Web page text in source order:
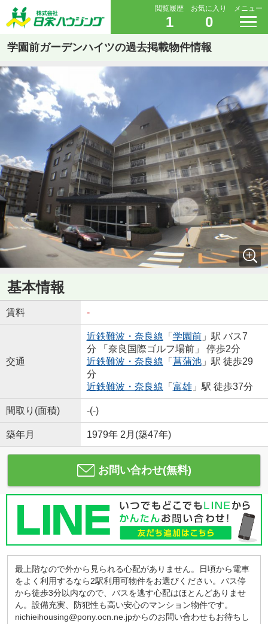
閲覧履歴
1
お気に入り
0
メニュー
学園前ガーデンハイツの過去掲載物件情報
基本情報
賃料 -
交通
近鉄難波・奈良線 「 学園前」駅 バス7
分 「奈良国際ゴルフ場前」 停歩2分
近鉄難波・奈良線 「 菖蒲池」駅 徒歩29
分
近鉄難波・奈良線 「 富雄」駅 徒歩37分
間取り(面積) -(-)
築年月 1979年 2月(築47年)
お問い合わせ(無料)
最上階なので外から見られる心配がありません。日頃から電車
をよく利用するなら2駅利用可物件をお選びください。バス停
から徒歩3分以内なので、バスを逃す心配はほとんどありませ
ん。設備充実、防犯性も高い安心のマンション物件です。
nichieihousing@pony.ocn.ne.jpからのお問い合わせもお待ちし